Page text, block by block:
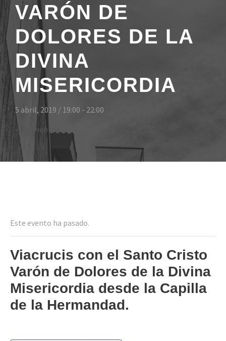
VARÓN DE
DOLORES DE LA
DIVINA
MISERICORDIA
5 abril, 2019 / 19:00 - 22:00
« All Eventos
Este evento ha pasado.
Viacrucis con el Santo Cristo
Varón de Dolores de la Divina
Misericordia desde la Capilla
de la Hermandad.